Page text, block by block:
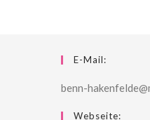
E-Mail:
benn-
Webseite: